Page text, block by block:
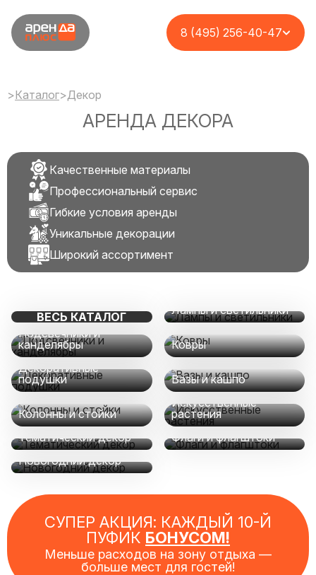
8 (495) 256-40-47
>Каталог>Декор
АРЕНДА ДЕКОРА
Качественные материалы
Профессиональный сервис
Гибкие условия аренды
Уникальные декорации
Широкий ассортимент
ВЕСЬ КАТАЛОГ
Лампы и светильники
Подсвечники и
канделябры
Ковры
Декоративные
подушки
Вазы и кашпо
Колонны и стойки
Искусственные
растения
Тематический декор
Флаги и флагштоки
Новогодний декор
СУПЕР АКЦИЯ: КАЖДЫЙ 10-Й
ПУФИК БОНУСОМ!
Меньше расходов на зону отдыха —
больше мест для гостей!